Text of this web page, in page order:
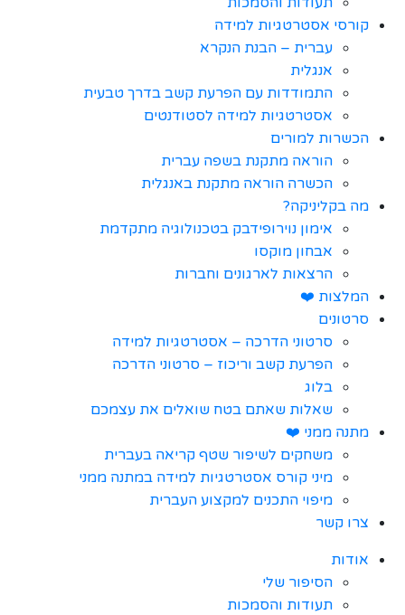
קורסי אסטרטגיות למידה
עברית – הבנת הנקרא
אנגלית
התמודדות עם הפרעת קשב בדרך טבעית
אסטרטגיות למידה לסטודנטים
הכשרות למורים
הוראה מתקנת בשפה עברית
הכשרה הוראה מתקנת באנגלית
מה בקליניקה?
אימון נוירופידבק בטכנולוגיה מתקדמת
אבחון מוקסו
הרצאות לארגונים וחברות
המלצות ❤️
סרטונים
סרטוני הדרכה – אסטרטגיות למידה
הפרעת קשב וריכוז – סרטוני הדרכה
בלוג
שאלות שאתם בטח שואלים את עצמכם
מתנה ממני ❤️
משחקים לשיפור שטף קריאה בעברית
מיני קורס אסטרטגיות למידה במתנה ממני
מיפוי התכנים למקצוע העברית
צרו קשר
אודות
הסיפור שלי
תעודות והסמכות